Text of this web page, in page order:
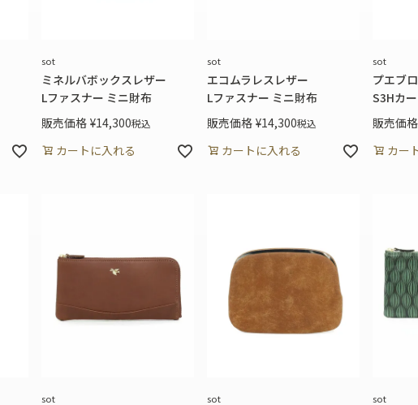
sot
ミネルバボックスレザー
Lファスナー ミニ財布
販売価格 ¥14,300税込
カートに入れる
sot
エコムラレスレザー
Lファスナー ミニ財布
販売価格 ¥14,300税込
カートに入れる
sot
プエブ
S3Hカ
販売価格
カー
sot sot sot